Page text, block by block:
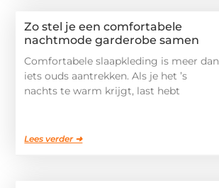
Zo stel je een comfortabele
nachtmode garderobe samen
Comfortabele slaapkleding is meer dan
iets ouds aantrekken. Als je het ’s
nachts te warm krijgt, last hebt
Lees verder ➜